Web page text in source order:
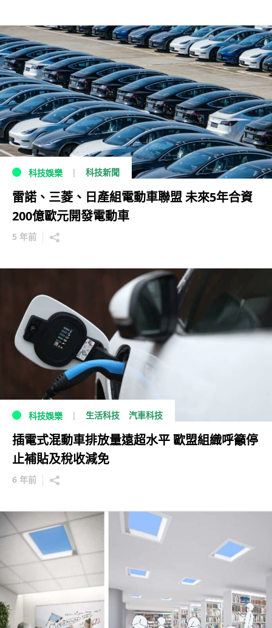
科技娛樂 科技新聞
雷諾、三菱、日產組電動車聯盟 未來5年合資
200億歐元開發電動車
5 年前
科技娛樂 生活科技 汽車科技
插電式混動車排放量遠超水平 歐盟組織呼籲停
止補貼及稅收減免
6 年前